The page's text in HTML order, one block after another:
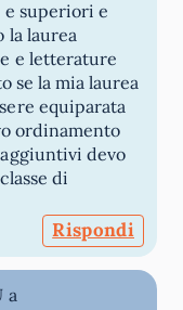
la laurea
e letterature
se la mia laurea
equiparata
ordinamento
devo
di
Rispondi
a